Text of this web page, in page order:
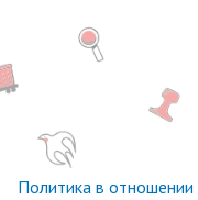
Политика в